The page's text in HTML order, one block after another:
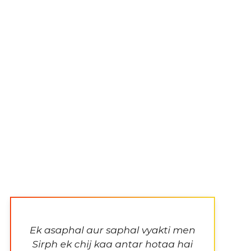
Ek asaphal aur saphal vyakti men
Sirph ek chij kaa antar hotaa hai